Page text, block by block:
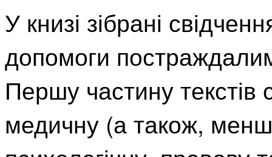
У книзі зібрані
допомоги
Першу частину
медичну (а також,